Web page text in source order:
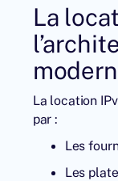
La
La location
par :
Les
Les